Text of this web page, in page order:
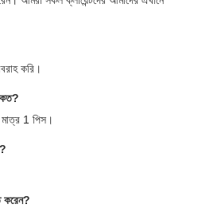
করি।
কত?
মাত্র 1 পিস।
করেন?